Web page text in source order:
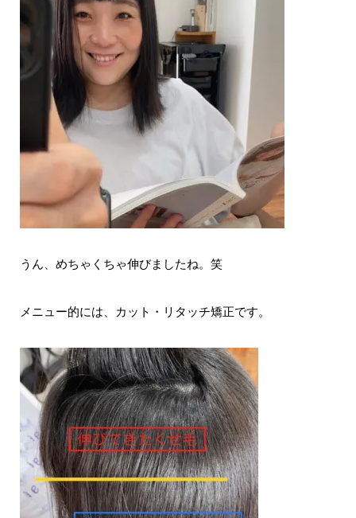
うん、めちゃくちゃ伸びましたね。笑
メニュー的には、カット・リタッチ矯正です。